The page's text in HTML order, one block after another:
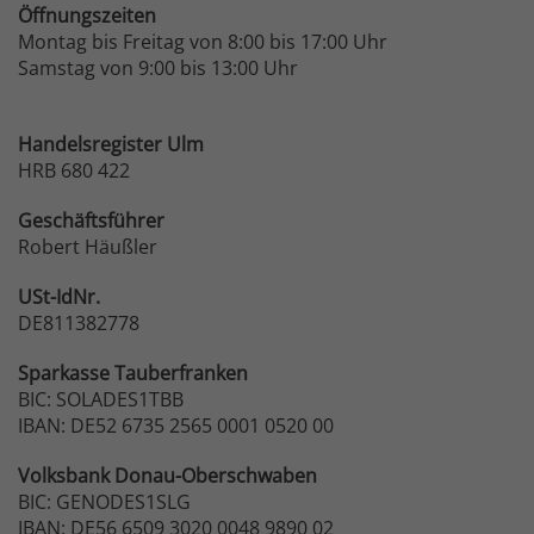
Öffnungszeiten
Montag bis Freitag von 8:00 bis 17:00 Uhr
Samstag von 9:00 bis 13:00 Uhr
Handelsregister Ulm
HRB 680 422
Geschäftsführer
Robert Häußler
USt-IdNr.
DE811382778
SparkasseTauberfranken
BIC: SOLADES1TBB
IBAN: DE52 6735 2565 0001 0520 00
VolksbankDonau-Oberschwaben
BIC: GENODES1SLG
IBAN: DE56 6509 3020 0048 9890 02